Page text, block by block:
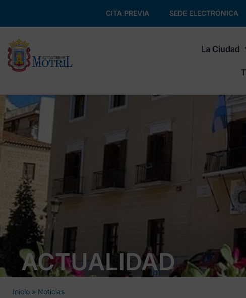
CITA PREVIA SEDE ELECTRÓNICA
La Ciudad
ACTUALIDAD
Inicio » Noticias